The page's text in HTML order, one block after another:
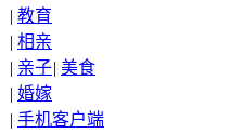
| 教育
| 相亲
| 亲子| 美食
| 婚嫁
| 手机客户端